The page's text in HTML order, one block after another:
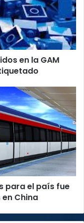
en la GAM
para el país fue
China